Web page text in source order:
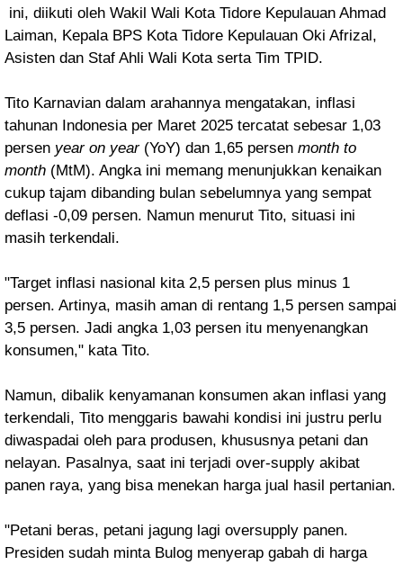
ini, diikuti oleh Wakil Wali Kota Tidore Kepulauan Ahmad
Laiman, Kepala BPS Kota Tidore Kepulauan Oki Afrizal,
Asisten dan Staf Ahli Wali Kota serta Tim TPID.
Tito Karnavian dalam arahannya mengatakan, inflasi
tahunan Indonesia per Maret 2025 tercatat sebesar 1,03
persen year on year(YoY) dan 1,65 persen month to
month (MtM). Angka ini memang menunjukkan kenaikan
cukup tajam dibanding bulan sebelumnya yang sempat
deflasi -0,09 persen. Namun menurut Tito, situasi ini
masih terkendali.
"Target inflasi nasional kita 2,5 persen plus minus 1
persen. Artinya, masih aman di rentang 1,5 persen sampai
3,5 persen. Jadi angka 1,03 persen itu menyenangkan
konsumen," kata Tito.
Namun, dibalik kenyamanan konsumen akan inflasi yang
terkendali, Tito menggaris bawahi kondisi ini justru perlu
diwaspadai oleh para produsen, khususnya petani dan
nelayan. Pasalnya, saat ini terjadi over-supply akibat
panen raya, yang bisa menekan harga jual hasil pertanian.
"Petani beras, petani jagung lagi oversupply panen.
Presiden sudah minta Bulog menyerap gabah di harga